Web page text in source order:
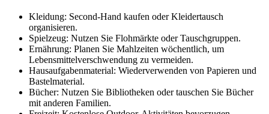
Kleidung: Second-Hand kaufen oder Kleidertausch
organisieren.
Spielzeug: Nutzen Sie Flohmärkte oder Tauschgruppen.
Ernährung: Planen Sie Mahlzeiten wöchentlich, um
Lebensmittelverschwendung zu vermeiden.
Hausaufgabenmaterial: Wiederverwenden von Papieren und
Bastelmaterial.
Bücher: Nutzen Sie Bibliotheken oder tauschen Sie Bücher
mit anderen Familien.